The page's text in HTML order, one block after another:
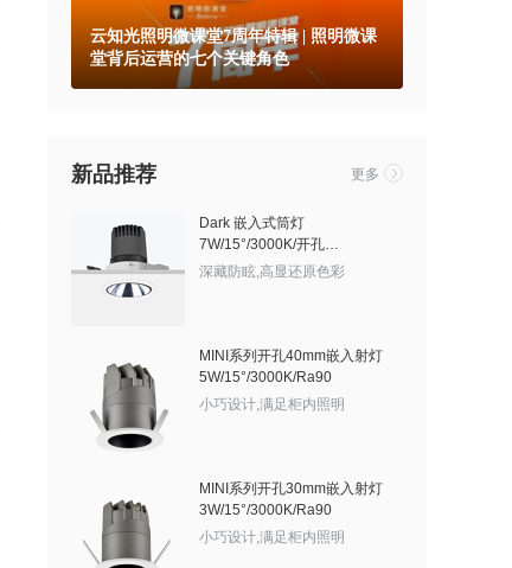
云知光照明微课堂7周年特辑 | 照明微课
堂背后运营的七个关键角色
新品推荐 更多
Dark 嵌入式筒灯
7W/15°/3000K/开孔
60mm/525lm/有边框/亮银敞口
深藏防眩,高显还原色彩
MINI系列开孔40mm嵌入射灯
5W/15°/3000K/Ra90
小巧设计,满足柜内照明
MINI系列开孔30mm嵌入射灯
3W/15°/3000K/Ra90
小巧设计,满足柜内照明